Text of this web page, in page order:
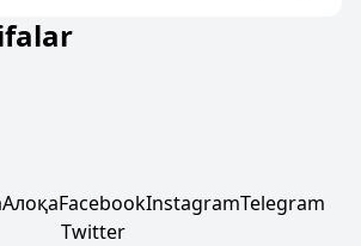
АлоқаFacebookInstagramTelegram
Twitter